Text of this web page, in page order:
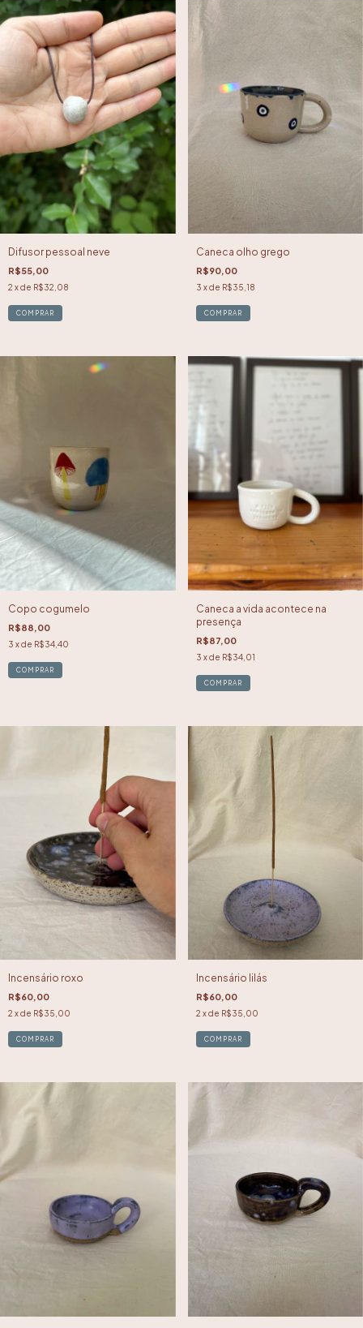
Difusor pessoal neve
R$55,00
2 x de R$32,08
Caneca olho grego
R$90,00
3 x de R$35,18
Copo cogumelo
R$88,00
3 x de R$34,40
Caneca a vida acontece na
presença
R$87,00
3 x de R$34,01
Incensário roxo
R$60,00
2 x de R$35,00
Incensário lilás
R$60,00
2 x de R$35,00